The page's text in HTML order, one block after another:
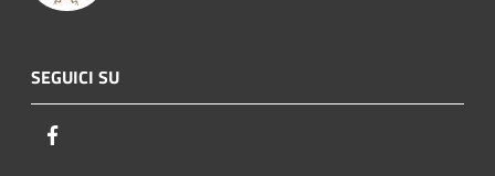
SEGUICI SU